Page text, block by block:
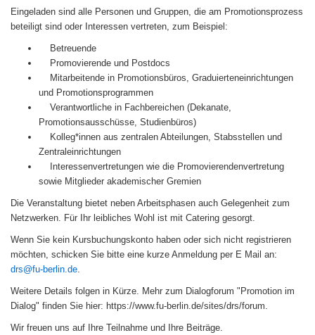
Eingeladen sind alle Personen und Gruppen, die am Promotionsprozess
beteiligt sind oder Interessen vertreten, zum Beispiel:
Betreuende
Promovierende und Postdocs
Mitarbeitende in Promotionsbüros, Graduierteneinrichtungen
und Promotionsprogrammen
Verantwortliche in Fachbereichen (Dekanate,
Promotionsausschüsse, Studienbüros)
Kolleg*innen aus zentralen Abteilungen, Stabsstellen und
Zentraleinrichtungen
Interessenvertretungen wie die Promovierendenvertretung
sowie Mitglieder akademischer Gremien
Die Veranstaltung bietet neben Arbeitsphasen auch Gelegenheit zum
Netzwerken. Für Ihr leibliches Wohl ist mit Catering gesorgt.
Wenn Sie kein Kursbuchungskonto haben oder sich nicht registrieren
möchten, schicken Sie bitte eine kurze Anmeldung per E Mail an:
drs@fu-berlin.de
Weitere Details folgen in Kürze. Mehr zum Dialogforum "Promotion im
Dialog" finden Sie hier: https://www.fu-berlin.de/sites/drs/forum
Wir freuen uns auf Ihre Teilnahme und Ihre Beiträge.